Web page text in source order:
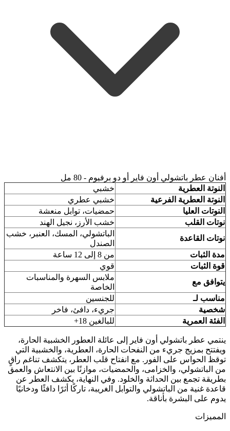
أفنان عطر باتشولي أون فاير أو دو برفيوم - 80 مل
النوتة العطرية
خشبي
النوتة العطرية الفرعية
خشبي عطري
النوتات العليا
حمضيات، توابل منعشة
نوتات القلب
خشب الأرز، نجيل الهند
نوتات القاعدة
الباتشولي، المسك، العنبر، خشب
الصندل
مدة الثبات
من 8 إلى 12 ساعة
قوة الثبات
قوي
يتوافق مع
ملابس السهرة والمناسبات
الخاصة
مناسب لـ
للجنسين
شخصية
جريء، دافئ، فاخر
الفئة العمرية
للبالغين 18+
ينتمي عطر باتشولي أون فاير إلى عائلة العطور الخشبية الحارة،
ويفتتح بمزيج جريء من النفحات الحارة، العطرية، والخشبية التي
توقظ الحواس على الفور. مع انفتاح قلب العطر، يتكشف تناغم راقٍ
من الباتشولي، والخزامى، والحمضيات، موازنًا بين الانتعاش والعمق
بطريقة تجمع بين الحداثة والخلود. وفي النهاية، يكشف العطر عن
قاعدة غنية من الباتشولي والتوابل الغريبة، تاركًا أثرًا دافئًا ودخانيًا
يدوم على البشرة بأناقة.
المميزات